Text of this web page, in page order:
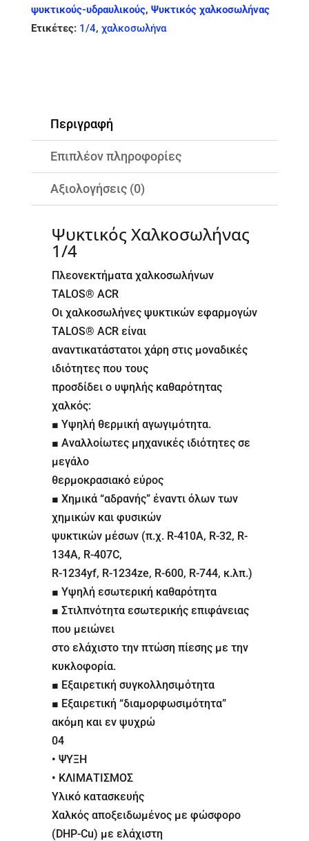
ψυκτικούς-υδραυλικούς, Ψυκτικός χαλκοσωλήνας
Ετικέτες: 1/4, χαλκοσωλήνα
Περιγραφή
Επιπλέον πληροφορίες
Αξιολογήσεις (0)
Ψυκτικός Χαλκοσωλήνας
1/4
Πλεονεκτήματα χαλκοσωλήνων
TALOS® ACR
Οι χαλκοσωλήνες ψυκτικών εφαρμογών
TALOS® ACR είναι
αναντικατάστατοι χάρη στις μοναδικές
ιδιότητες που τους
προσδίδει ο υψηλής καθαρότητας
χαλκός:
■ Υψηλή θερμική αγωγιμότητα.
■ Αναλλοίωτες μηχανικές ιδιότητες σε
μεγάλο
θερμοκρασιακό εύρος
■ Χημικά “αδρανής” έναντι όλων των
χημικών και φυσικών
ψυκτικών μέσων (π.χ. R-410A, R-32, R-
134A, R-407C,
R-1234yf, R-1234ze, R-600, R-744, κ.λπ.)
■ Υψηλή εσωτερική καθαρότητα
■ Στιλπνότητα εσωτερικής επιφάνειας
που μειώνει
στο ελάχιστο την πτώση πίεσης με την
κυκλοφορία.
■ Εξαιρετική συγκολλησιμότητα
■ Εξαιρετική “διαμορφωσιμότητα”
ακόμη και εν ψυχρώ
04
• ΨΥΞΗ
• ΚΛΙΜΑΤΙΣΜΟΣ
Υλικό κατασκευής
Χαλκός αποξειδωμένος με φώσφορο
(DHP-Cu) με ελάχιστη